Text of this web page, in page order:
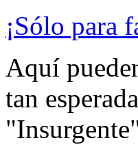
¡Sólo para
Aquí
tan